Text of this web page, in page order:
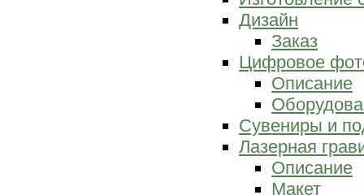
Дизайн
Заказ
Цифровое
Описание
Сувениры и
Лазерная
Описание
Макет